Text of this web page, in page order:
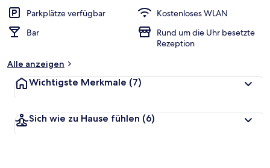
Parkplätze verfügbar
Kostenloses WLAN
Bar
Rund um die Uhr besetzte
Rezeption
Alle anzeigen
Wichtigste Merkmale (7)
Sich wie zu Hause fühlen (6)